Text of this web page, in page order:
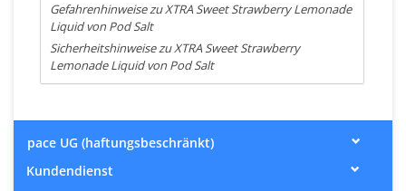
Gefahrenhinweise zu XTRA Sweet Strawberry Lemonade
Liquid von Pod Salt
Sicherheitshinweise zu XTRA Sweet Strawberry
Lemonade Liquid von Pod Salt
pace UG (haftungsbeschränkt)
Kundendienst